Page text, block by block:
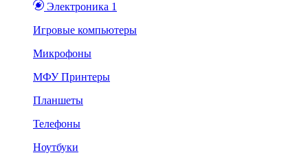
Электроника 1
Игровые компьютеры
Микрофоны
МФУ Принтеры
Планшеты
Телефоны
Ноутбуки